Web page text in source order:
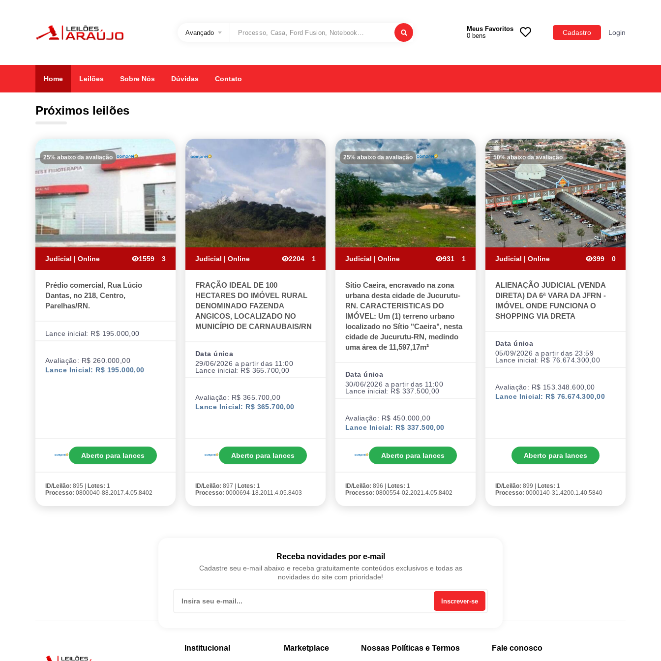
Avançado
Meus Favoritos
0 bens Cadastro Login
Home Leilões Sobre Nós Dúvidas Contato
Categoria
Próximos leilões
25% abaixo da avaliação
Judicial | Online 1559 3
Prédio comercial, Rua Lúcio
Dantas, no 218, Centro,
Parelhas/RN.
Lance inicial: R$ 195.000,00
Avaliação: R$ 260.000,00
Lance Inicial: R$ 195.000,00
Aberto para lances
ID/Leilão: 895 | Lotes: 1
Processo: 0800040-88.2017.4.05.8402
Judicial | Online 2204 1
FRAÇÃO IDEAL DE 100
HECTARES DO IMÓVEL RURAL
DENOMINADO FAZENDA
ANGICOS, LOCALIZADO NO
MUNICÍPIO DE CARNAUBAIS/RN
Data única
29/06/2026 a partir das 11:00
Lance inicial: R$ 365.700,00
Avaliação: R$ 365.700,00
Lance Inicial: R$ 365.700,00
Aberto para lances
ID/Leilão: 897 | Lotes: 1
Processo: 0000694-18.2011.4.05.8403
25% abaixo da avaliação
Judicial | Online 931 1
Sítio Caeira, encravado na zona
urbana desta cidade de Jucurutu-
RN. CARACTERISTICAS DO
IMÓVEL: Um (1) terreno urbano
localizado no Sítio "Caeira", nesta
cidade de Jucurutu-RN, medindo
uma área de 11,597,17m²
Data única
30/06/2026 a partir das 11:00
Lance inicial: R$ 337.500,00
Avaliação: R$ 450.000,00
Lance Inicial: R$ 337.500,00
Aberto para lances
ID/Leilão: 896 | Lotes: 1
Processo: 0800554-02.2021.4.05.8402
50% abaixo da avaliação
Judicial | Online 399 0
ALIENAÇÃO JUDICIAL (VENDA
DIRETA) DA 6ª VARA DA JFRN -
IMÓVEL ONDE FUNCIONA O
SHOPPING VIA DRETA
Data única
05/09/2026 a partir das 23:59
Lance inicial: R$ 76.674.300,00
Avaliação: R$ 153.348.600,00
Lance Inicial: R$ 76.674.300,00
Aberto para lances
ID/Leilão: 899 | Lotes: 1
Processo: 0000140-31.4200.1.40.5840
Receba novidades por e-mail
Cadastre seu e-mail abaixo e receba gratuitamente conteúdos exclusivos e todas as
novidades do site com prioridade!
Inscrever-se
Institucional Marketplace Nossas Políticas e Termos Fale conosco